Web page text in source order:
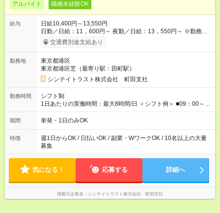
アルバイト 職種未経験OK
給与
日給10,400円～13,550円
日勤／日給：11，600円～ 夜勤／日給：13，550円～ ※勤務数
が週2日以下の場合 日勤／日給：10，400円 夜勤／日給：12，
350円 ■交通費別途全額支給 ※規定あり ■支払方法：日払い └日
⇒希望をお聞かせください♪ ■各種資格手当あり ■残業手当あり ■
日給保障あり └早く終わっても”全額”支給！ ・－・－・ ≪ 法定
研修 ≫ 研修時の給与： 日給10，000円×3日間（24時間） ＝研
修費として合計30，000円支給 ＋交通費全額支給 ※規定あり
【試用期間】試用期間なし
交通費別途支給あり
勤務地
東京都港区
東京都港区芝（最寄り駅：田町駅）
シンテイトラスト株式会社 町田支社
勤務時間
シフト制
1日あたりの実働時間：最大8時間/日 ＜シフト例＞ ■09：00～
18：00 ■20：00～翌5：00 など！ 上記時間内で、 実働8時
間・休憩1時間／日
期間 単発・1日のみOK
特徴
週1日からOK / 日払いOK / 副業・WワークOK / 10名以上の大量
募集
気になる！ 応募する 詳細へ
掲載元企業名 シンテイトラスト株式会社 町田支社